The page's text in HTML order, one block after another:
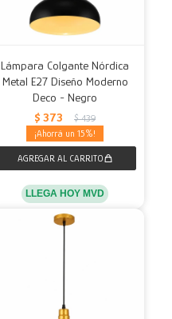
Lámpara Colgante Nórdica
Metal E27 Diseño Moderno
Deco - Negro
$ 373 $ 439
15
LLEGA HOY MVD